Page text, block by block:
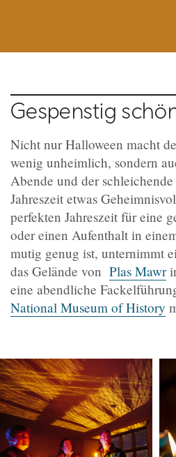
Gespenstig
Nicht nur Halloween macht
wenig unheimlich, sondern
Abende und der
Jahreszeit etwas
perfekten Jahreszeit für eine
oder einen Aufenthalt in
mutig genug ist, unternimmt
das Gelände von Plas Mawr
eine abendliche
National Museum of History